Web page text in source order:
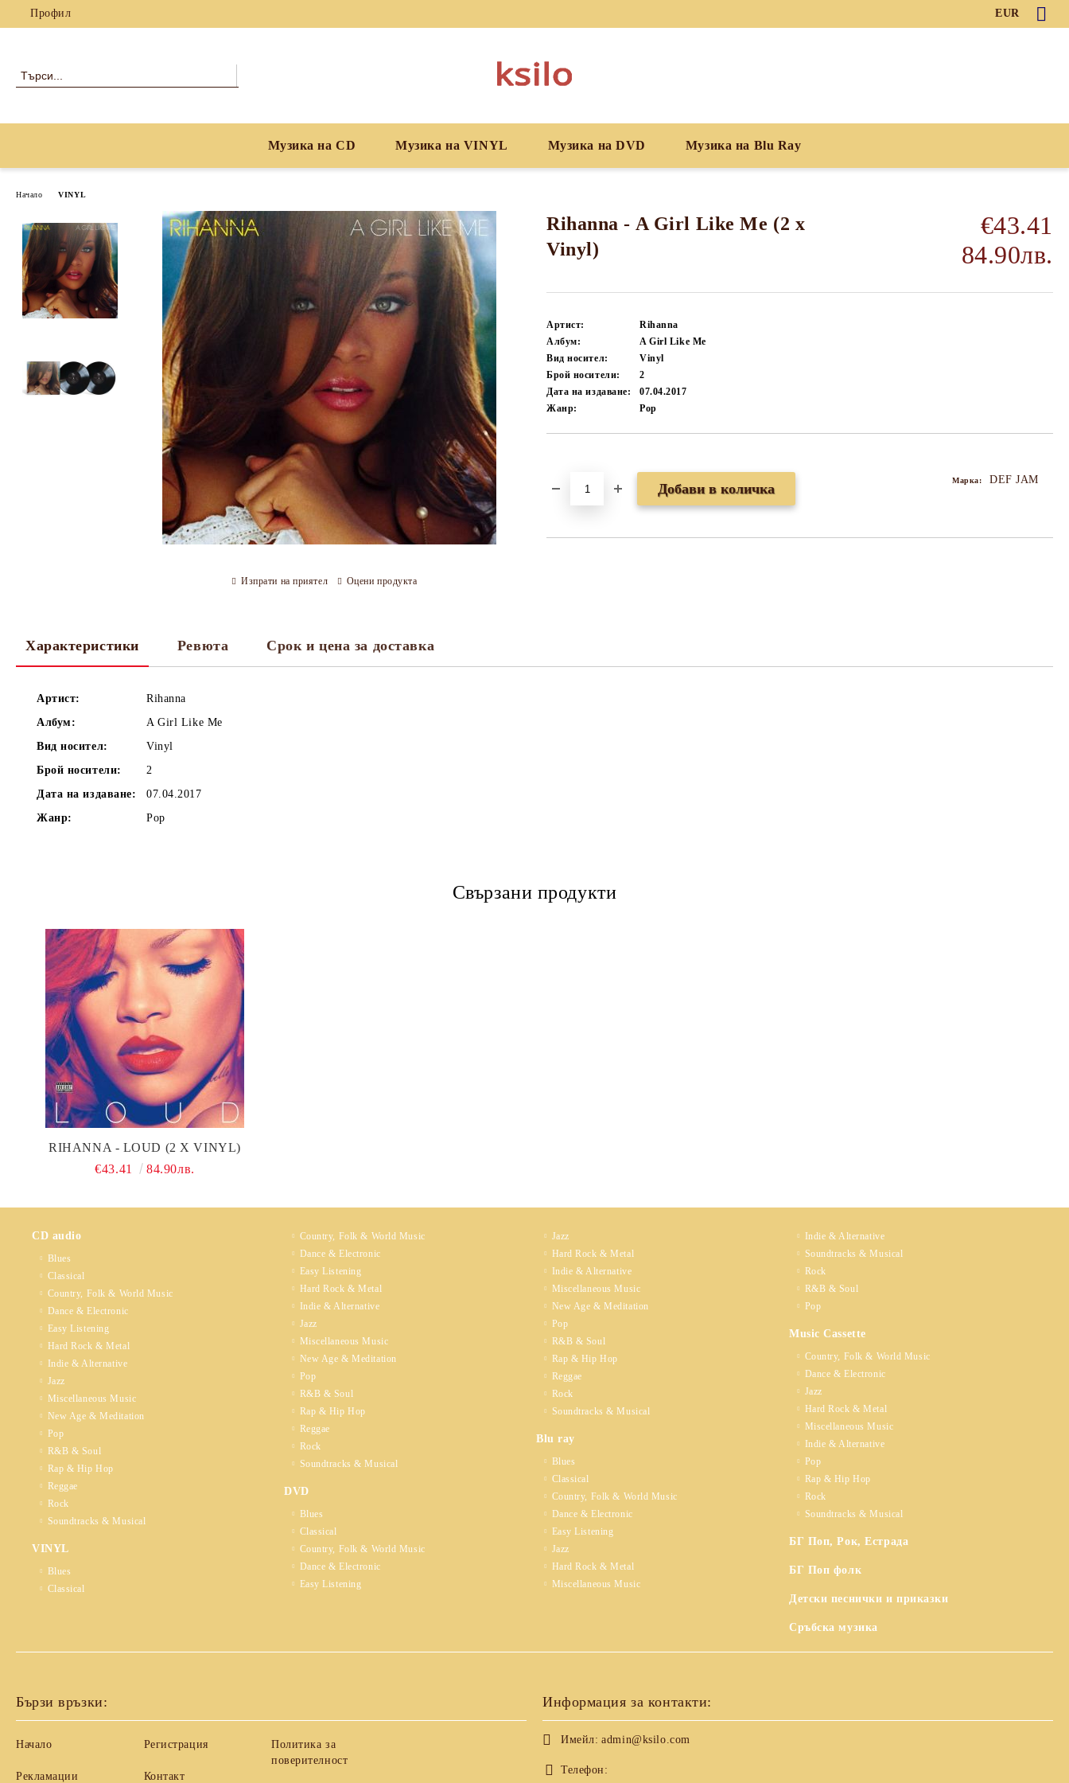
Профил EUR
Музика на CD Музика на VINYL Музика на DVD Музика на Blu Ray
Начало VINYL
Rihanna - A Girl Like Me (2 x
Vinyl)
€43.41
84.90лв.
Артист:
Rihanna
Албум:
A Girl Like Me
Вид носител:
Vinyl
Брой носители:
2
Дата на издаване:
07.04.2017
Жанр:
Pop
Марка: DEF JAM
Изпрати на приятел Оцени продукта
Характеристики Ревюта Срок и цена за доставка
Артист:
Rihanna
Албум:
A Girl Like Me
Вид носител:
Vinyl
Брой носители:
2
Дата на издаване:
07.04.2017
Жанр:
Pop
Свързани продукти
RIHANNA - LOUD (2 X VINYL)
€43.41
84.90лв.
CD audio
Blues
Classical
Country, Folk & World Music
Dance & Electronic
Easy Listening
Hard Rock & Metal
Indie & Alternative
Jazz
Miscellaneous Music
New Age & Meditation
Pop
R&B & Soul
Rap & Hip Hop
Reggae
Rock
Soundtracks & Musical
VINYL
Blues
Classical
Country, Folk & World Music
Dance & Electronic
Easy Listening
Hard Rock & Metal
Indie & Alternative
Jazz
Miscellaneous Music
New Age & Meditation
Pop
R&B & Soul
Rap & Hip Hop
Reggae
Rock
Soundtracks & Musical
DVD
Blues
Classical
Country, Folk & World Music
Dance & Electronic
Easy Listening
Jazz
Hard Rock & Metal
Indie & Alternative
Miscellaneous Music
New Age & Meditation
Pop
R&B & Soul
Rap & Hip Hop
Reggae
Rock
Soundtracks & Musical
Blu ray
Blues
Classical
Country, Folk & World Music
Dance & Electronic
Easy Listening
Jazz
Hard Rock & Metal
Miscellaneous Music
Indie & Alternative
Soundtracks & Musical
Rock
R&B & Soul
Pop
Music Cassette
Country, Folk & World Music
Dance & Electronic
Jazz
Hard Rock & Metal
Miscellaneous Music
Indie & Alternative
Pop
Rap & Hip Hop
Rock
Soundtracks & Musical
БГ Поп, Рок, Естрада
БГ Поп фолк
Детски песнички и приказки
Сръбска музика
Бързи връзки:
Начало
Рекламации
Регистрация
Контакт
Политика за
поверителност
Информация за контакти:
Имейл: admin@ksilo.com
Телефон: